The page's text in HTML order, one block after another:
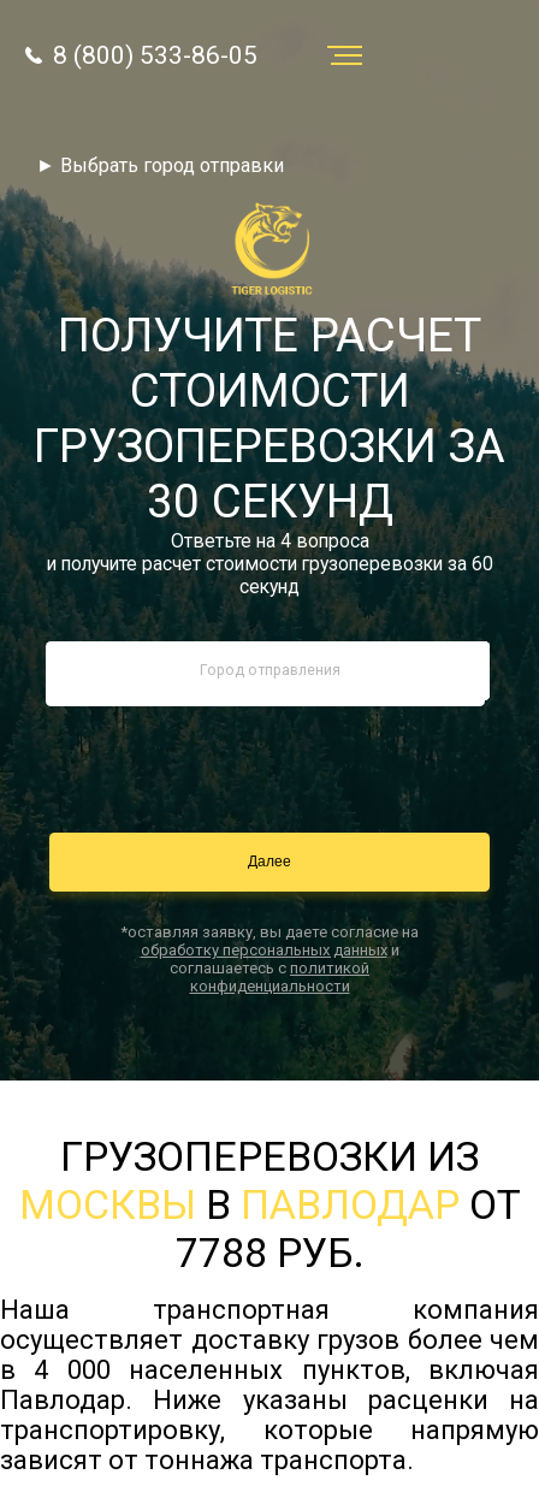
8 (800) 533-86-05
Звонок по России бесплатный
autotransport24@yandex.ru
Заказать звонок
Тарифы
Отзывы
Статьи
Новости
Документы
Контакты
► Выбрать город отправки
8 (800) 533-86-05
ПОЛУЧИТЕ РАСЧЕТ
СТОИМОСТИ
ГРУЗОПЕРЕВОЗКИ ЗА
30 СЕКУНД
Ответьте на 4 вопроса
и получите расчет стоимости грузоперевозки за 60
секунд
*оставляя заявку, вы даете согласие на
обработку персональных данныхи
соглашаетесь с политикой
конфиденциальности
ГРУЗОПЕРЕВОЗКИ ИЗ
МОСКВЫ В ПАВЛОДАР ОТ
7788 РУБ.
Наша транспортная компания
осуществляет доставку грузов более чем
в 4 000 населенных пунктов, включая
Павлодар. Ниже указаны расценки на
транспортировку, которые напрямую
зависят от тоннажа транспорта.